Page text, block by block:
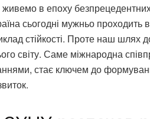
в епоху безпрецедентних
сьогодні мужньо проходить
стійкості. Проте наш шлях
світу. Саме міжнародна
стає ключем до